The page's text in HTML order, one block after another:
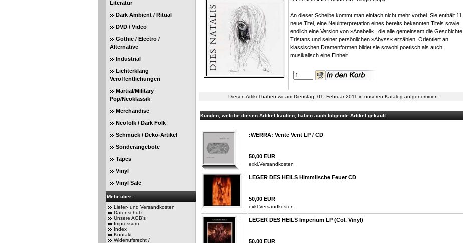
Literatur
Dark Ambient / Ritual
DVD / Video
Gothic / Electro /
Alternative
Industrial
Lichterklang
Veröffentlichungen
Martial/Military
Pop/Neoklassik
Merchandise
Neofolk / Dark Folk
Schmuck / Deko-Artikel
Sonderangebote
Tapes
Vinyl
Vinyl Sale
Mehr über...
Liefer- und Versandkosten
Datenschutz
Unsere AGB's
Impressum
Index
Kontakt
Widerrufsrecht /
An dieser Scheibe kommt man einfach nicht mehr vorbei. Sie enthält 11
neue Titel, eine Neuinterpretation eines bereits bekannten Titels sowie
endlich eine Version von »Anabell« , die alle gemeinsam die Geschichte
Tristans und seiner persönlichen »Abyss« erzählen. Orientiert an
klassischen Dramenformen bildet sie sowohl poetisch als auch
musikalisch eine Einheit.
Diesen Artikel haben wir am Dienstag, 01. Februar 2011 in unseren Katalog aufgenommen.
Kunden, welche diesen Artikel kauften, haben auch folgende Artikel gekauft:
:WERRA: Vente Vent LP / CD
50,00 EUR
exkl. Versandkosten
LEGER DES HEILS Himmlische Feuer CD
50,00 EUR
exkl. Versandkosten
LEGER DES HEILS Imperium LP (Col. Vinyl)
50,00 EUR